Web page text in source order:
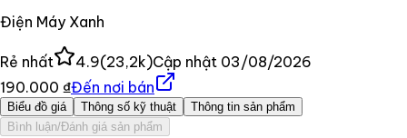
Điện Máy Xanh
Rẻ nhất 4.9(23,2k)Cập nhật 03/08/2026
190.000 ₫Đến nơi bán
Biểu đồ giá Thông số kỹ thuật
Thông tin sản phẩm
Bình luận/Đánh giá sản phẩm